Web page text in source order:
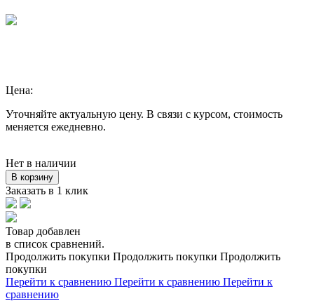
Цена:
Уточняйте актуальную цену. В связи с курсом, стоимость
меняется ежедневно.
Нет в наличии
В корзину
Заказать в 1 клик
Товар добавлен
в список сравнений.
Продолжить покупки Продолжить покупки Продолжить
покупки
Перейти к сравнению Перейти к сравнению Перейти к
сравнению